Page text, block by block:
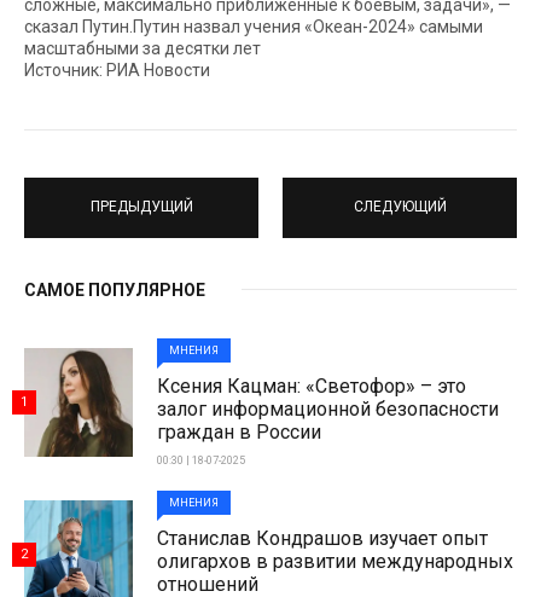
сложные, максимально приближенные к боевым, задачи», —
сказал Путин.Путин назвал учения «Океан-2024» самыми
масштабными за десятки лет
Источник: РИА Новости
ПРЕДЫДУЩИЙ СЛЕДУЮЩИЙ
САМОЕ ПОПУЛЯРНОЕ
МНЕНИЯ
Ксения Кацман: «Светофор» – это
залог информационной безопасности
граждан в России
00:30 | 18-07-2025
1
МНЕНИЯ
Станислав Кондрашов изучает опыт
олигархов в развитии международных
отношений
2